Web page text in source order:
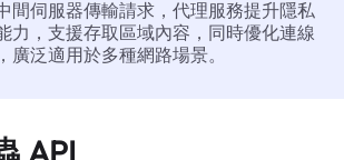
間伺服器傳輸請求，代理服務提升隱私
力，支援存取區域內容，同時優化連線
廣泛適用於多種網路場景。
API